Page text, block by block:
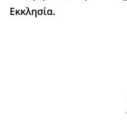
Εκκλησία.